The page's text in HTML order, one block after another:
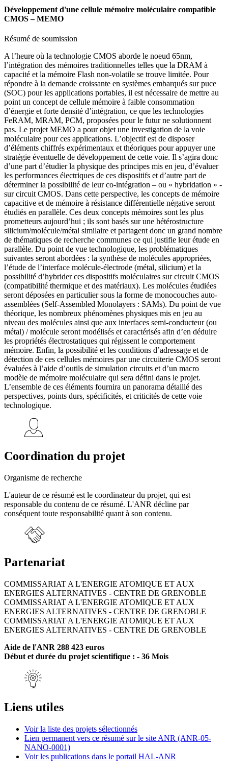
Développement d'une cellule mémoire moléculaire compatible
CMOS – MEMO
Résumé de soumission
A l’heure où la technologie CMOS aborde le noeud 65nm,
l’intégration des mémoires traditionnelles telles que la DRAM à
capacité et la mémoire Flash non-volatile se trouve limitée. Pour
répondre à la demande croissante en systèmes embarqués sur puce
(SOC) pour les applications portables, il est nécessaire de mettre au
point un concept de cellule mémoire à faible consommation
d’énergie et forte densité d’intégration, ce que les technologies
FeRAM, MRAM, PCM, proposées pour le futur ne solutionnent
pas. Le projet MEMO a pour objet une investigation de la voie
moléculaire pour ces applications. L’objectif est de disposer
d’éléments chiffrés expérimentaux et théoriques pour appuyer une
stratégie éventuelle de développement de cette voie. Il s’agira donc
d’une part d’étudier la physique des principes mis en jeu, d’évaluer
les performances électriques de ces dispositifs et d’autre part de
déterminer la possibilité de leur co-intégration – ou « hybridation » -
sur circuit CMOS. Dans cette perspective, les concepts de mémoire
capacitive et de mémoire à résistance différentielle négative seront
étudiés en parallèle. Ces deux concepts mémoires sont les plus
prometteurs aujourd’hui ; ils sont basés sur une hétérostructure
silicium/molécule/métal similaire et partagent donc un grand nombre
de thématiques de recherche communes ce qui justifie leur étude en
parallèle. Du point de vue technologique, les problématiques
suivantes seront abordées : la synthèse de molécules appropriées,
l’étude de l’interface molécule-électrode (métal, silicium) et la
possibilité d’hybrider ces dispositifs moléculaires sur circuit CMOS
(compatibilité thermique et des matériaux). Les molécules étudiées
seront déposées en particulier sous la forme de monocouches auto-
assemblées (Self-Assembled Monolayers : SAMs). Du point de vue
théorique, les nombreux phénomènes physiques mis en jeu au
niveau des molécules ainsi que aux interfaces semi-conducteur (ou
métal) / molécule seront modélisés et caractérisés afin d’en déduire
les propriétés électrostatiques qui régissent le comportement
mémoire. Enfin, la possibilité et les conditions d’adressage et de
détection de ces cellules mémoires par une circuiterie CMOS seront
évaluées à l’aide d’outils de simulation circuits et d’un macro
modèle de mémoire moléculaire qui sera défini dans le projet.
L’ensemble de ces éléments fournira un panorama détaillé des
perspectives, points durs, spécificités, et criticités de cette voie
technologique.
Coordination du projet
Organisme de recherche
L'auteur de ce résumé est le coordinateur du projet, qui est
responsable du contenu de ce résumé. L'ANR décline par
conséquent toute responsabilité quant à son contenu.
Partenariat
COMMISSARIAT A L'ENERGIE ATOMIQUE ET AUX
ENERGIES ALTERNATIVES - CENTRE DE GRENOBLE
COMMISSARIAT A L'ENERGIE ATOMIQUE ET AUX
ENERGIES ALTERNATIVES - CENTRE DE GRENOBLE
COMMISSARIAT A L'ENERGIE ATOMIQUE ET AUX
ENERGIES ALTERNATIVES - CENTRE DE GRENOBLE
Aide de l'ANR 288 423 euros
Début et durée du projet scientifique : - 36 Mois
Liens utiles
Voir la liste des projets sélectionnés
Lien permanent vers ce résumé sur le site ANR (ANR-05-
NANO-0001)
Voir les publications dans le portail HAL-ANR